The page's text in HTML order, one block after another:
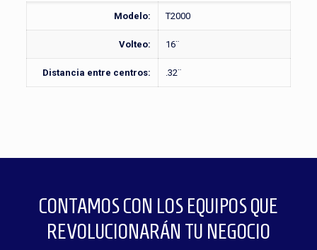
Modelo: T2000
Volteo: 16¨
Distancia entre centros: .32¨
CONTAMOS CON LOS EQUIPOS QUE
REVOLUCIONARÁN TU NEGOCIO